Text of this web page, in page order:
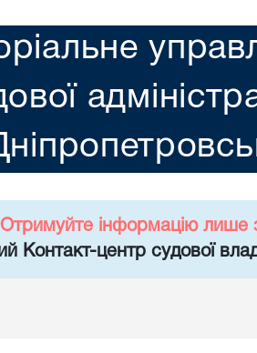
Отримуйте інформацію лише
Контакт-центр судової